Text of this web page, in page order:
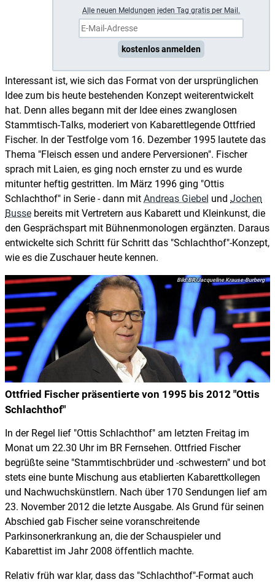
Alle neuen Meldungen jeden Tag gratis per Mail.
kostenlos anmelden
Interessant ist, wie sich das Format von der ursprünglichen
Idee zum bis heute bestehenden Konzept weiterentwickelt
hat. Denn alles begann mit der Idee eines zwanglosen
Stammtisch-Talks, moderiert von Kabarettlegende Ottfried
Fischer. In der Testfolge vom 16. Dezember 1995 lautete das
Thema "Fleisch essen und andere Perversionen". Fischer
sprach mit Laien, es ging noch ernster zu und es wurde
mitunter heftig gestritten. Im März 1996 ging "Ottis
Schlachthof" in Serie - dann mit Andreas Giebel und Jochen
Busse bereits mit Vertretern aus Kabarett und Kleinkunst, die
den Gesprächspart mit Bühnenmonologen ergänzten. Daraus
entwickelte sich Schritt für Schritt das "Schlachthof"-Konzept,
wie es die Zuschauer heute kennen.
Ottfried Fischer präsentierte von 1995 bis 2012 "Ottis
Schlachthof"
BR/Jacqueline Krause-Burberg
In der Regel lief "Ottis Schlachthof" am letzten Freitag im
Monat um 22.30 Uhr im BR Fernsehen. Ottfried Fischer
begrüßte seine "Stammtischbrüder und -schwestern" und bot
stets eine bunte Mischung aus etablierten Kabarettkollegen
und Nachwuchskünstlern. Nach über 170 Sendungen lief am
23. November 2012 die letzte Ausgabe. Als Grund für seinen
Abschied gab Fischer seine voranschreitende
Parkinsonerkrankung an, die der Schauspieler und
Kabarettist im Jahr 2008 öffentlich machte.
Relativ früh war klar, dass das "Schlachthof"-Format auch